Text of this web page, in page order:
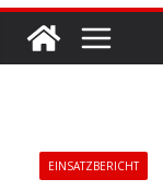
EINSATZBERICHT